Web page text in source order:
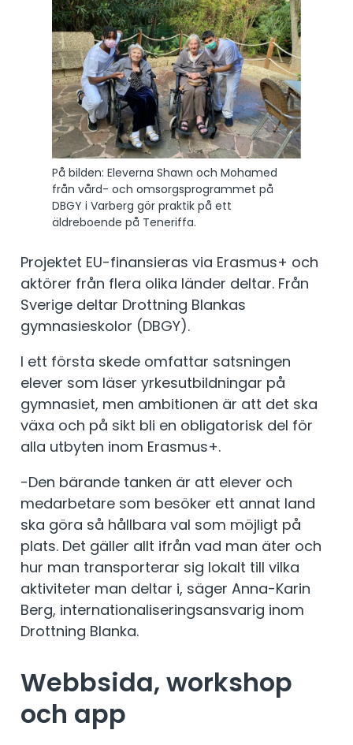
På bilden: Eleverna Shawn och Mohamed
från vård- och omsorgsprogrammet på
DBGY i Varberg gör praktik på ett
äldreboende på Teneriffa.
Projektet EU-finansieras via Erasmus+ och
aktörer från flera olika länder deltar. Från
Sverige deltar Drottning Blankas
gymnasieskolor (DBGY).
I ett första skede omfattar satsningen
elever som läser yrkesutbildningar på
gymnasiet, men ambitionen är att det ska
växa och på sikt bli en obligatorisk del för
alla utbyten inom Erasmus+.
-Den bärande tanken är att elever och
medarbetare som besöker ett annat land
ska göra så hållbara val som möjligt på
plats. Det gäller allt ifrån vad man äter och
hur man transporterar sig lokalt till vilka
aktiviteter man deltar i, säger Anna-Karin
Berg, internationaliseringsansvarig inom
Drottning Blanka.
Webbsida, workshop
och app